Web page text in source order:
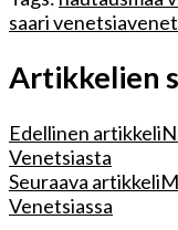
saari venetsia
Artikkelien
Edellinen artikkeli
Venetsiasta
Seuraava artikkeli
Venetsiassa